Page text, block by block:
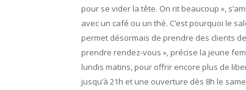
pour se vider la tête. On rit beaucoup »,
avec un café ou un thé. C’est pourquoi le
permet désormais de prendre des clients
prendre rendez-vous », précise la jeune
lundis matins, pour offrir encore plus de
jusqu’à 21h et une ouverture dès 8h le